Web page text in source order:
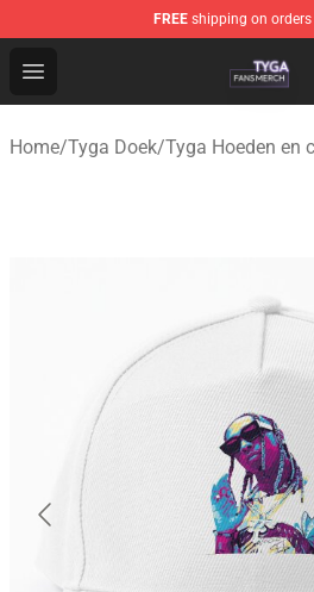
FREE shipping on orders
Open menu
Tyga Shop - Official Tyga
Home/Tyga Doek/Tyga Hoeden en